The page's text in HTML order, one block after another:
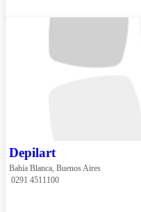
Depilart
Bahía Blanca, Buenos Aires
0291 4511100